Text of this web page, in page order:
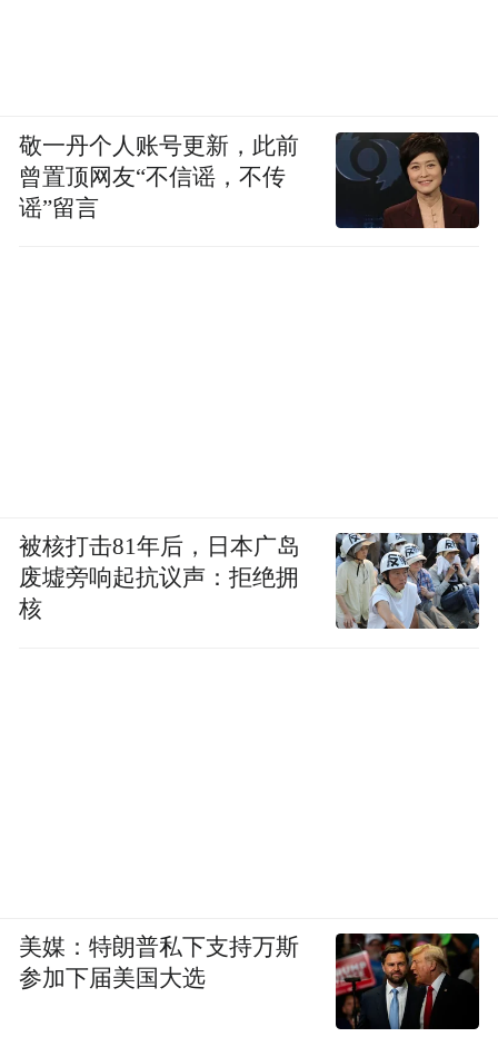
敬一丹个人账号更新，此前
曾置顶网友“不信谣，不传
谣”留言
被核打击81年后，日本广岛
废墟旁响起抗议声：拒绝拥
核
美媒：特朗普私下支持万斯
参加下届美国大选